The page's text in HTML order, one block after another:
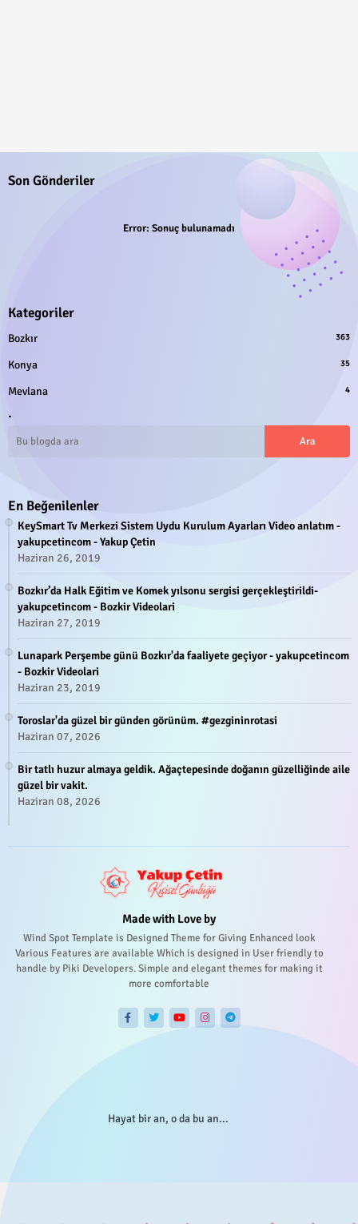
Son Gönderiler
Error: Sonuç bulunamadı
Kategoriler
Bozkır 363
Konya 35
Mevlana 4
.
En Beğenilenler
KeySmart Tv Merkezi Sistem Uydu Kurulum Ayarları Video anlatım -
yakupcetincom - Yakup Çetin
Haziran 26, 2019
Bozkır’da Halk Eğitim ve Komek yılsonu sergisi gerçekleştirildi-
yakupcetincom - Bozkir Videolari
Haziran 27, 2019
Lunapark Perşembe günü Bozkır'da faaliyete geçiyor - yakupcetincom
- Bozkir Videolari
Haziran 23, 2019
Toroslar'da güzel bir günden görünüm. #gezgininrotasi
Haziran 07, 2026
Bir tatlı huzur almaya geldik. Ağaçtepesinde doğanın güzelliğinde aile
güzel bir vakit.
Haziran 08, 2026
Made with Love by
Wind Spot Template is Designed Theme for Giving Enhanced look
Various Features are available Which is designed in User friendly to
handle by Piki Developers. Simple and elegant themes for making it
more comfortable
Hayat bir an, o da bu an...